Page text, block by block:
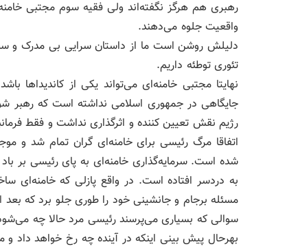
رهبری هم هرگز نگفته‌اند ولی فقیه سوم مجتبی
واقعیت جلوه می‌دهند.
دلیلش روشن است ما از داستان سرایی بی مدرک و
تئوری توطئه داریم.
نهایتا مجتبی خامنه‌ای می‌تواند یکی از
جایگاهی در جمهوری اسلامی نداشته است که رهبر
رژیم نقش تعیین کننده و اثرگذاری نداشت و فقط
اتفاقا مرگ رئیسی برای خامنه‌ای گران تمام شد و
شده است. سرمایه‌گذاری خامنه‌ای به پای رئیسی بر باد
به دردسر افتاده است. در واقع پازلی که خامنه‌ای
مسئله‌ برجام و جانشینی خود را طوری جلو برد که
سوالی که بسیاری می‌پرسند رئیسی مرد حالا چه
بهرحال پیش بینی اینکه در آینده چه رخ خواهد داد